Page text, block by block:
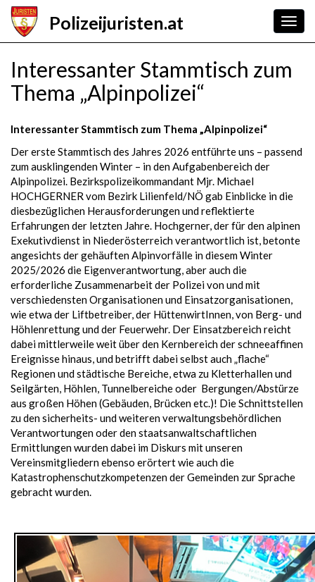
Skip
main
Polizeijuristen.at
Interessanter Stammtisch zum
Thema „Alpinpolizei“
Interessanter Stammtisch zum Thema „Alpinpolizei“
Der erste Stammtisch des Jahres 2026 entführte uns – passend
zum ausklingenden Winter – in den Aufgabenbereich der
Alpinpolizei. Bezirkspolizeikommandant Mjr. Michael
HOCHGERNER vom Bezirk Lilienfeld/NÖ gab Einblicke in die
diesbezüglichen Herausforderungen und reflektierte
Erfahrungen der letzten Jahre. Hochgerner, der für den alpinen
Exekutivdienst in Niederösterreich verantwortlich ist, betonte
angesichts der gehäuften Alpinvorfälle in diesem Winter
2025/2026 die Eigenverantwortung, aber auch die
erforderliche Zusammenarbeit der Polizei von und mit
verschiedensten Organisationen und Einsatzorganisationen,
wie etwa der Liftbetreiber, der HüttenwirtInnen, von Berg- und
Höhlenrettung und der Feuerwehr. Der Einsatzbereich reicht
dabei mittlerweile weit über den Kernbereich der schneeaffinen
Ereignisse hinaus, und betrifft dabei selbst auch „flache“
Regionen und städtische Bereiche, etwa zu Kletterhallen und
Seilgärten, Höhlen, Tunnelbereiche oder Bergungen/Abstürze
aus großen Höhen (Gebäuden, Brücken etc.)! Die Schnittstellen
zu den sicherheits- und weiteren verwaltungsbehördlichen
Verantwortungen oder den staatsanwaltschaftlichen
Ermittlungen wurden dabei im Diskurs mit unseren
Vereinsmitgliedern ebenso erörtert wie auch die
Katastrophenschutzkompetenzen der Gemeinden zur Sprache
gebracht wurden.